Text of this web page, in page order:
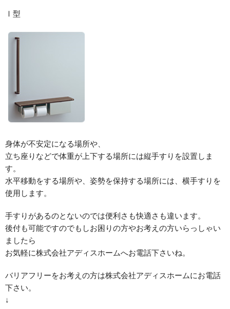
Ⅰ型
身体が不安定になる場所や、
立ち座りなどで体重が上下する場所には縦手すりを設置しま
す。
水平移動をする場所や、姿勢を保持する場所には、横手すりを
使用します。
手すりがあるのとないのでは便利さも快適さも違います。
後付も可能ですのでもしお困りの方やお考えの方いらっしゃい
ましたら
お気軽に株式会社アディスホームへお電話下さいね。
バリアフリーをお考えの方は株式会社アディスホームにお電話
下さい。
↓